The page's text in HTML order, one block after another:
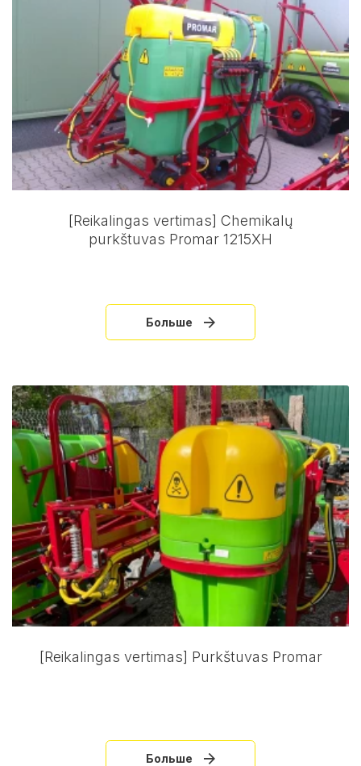
[Reikalingas vertimas] Chemikalų
purkštuvas Promar 1215XH
Больше
[Reikalingas vertimas] Purkštuvas Promar
Больше